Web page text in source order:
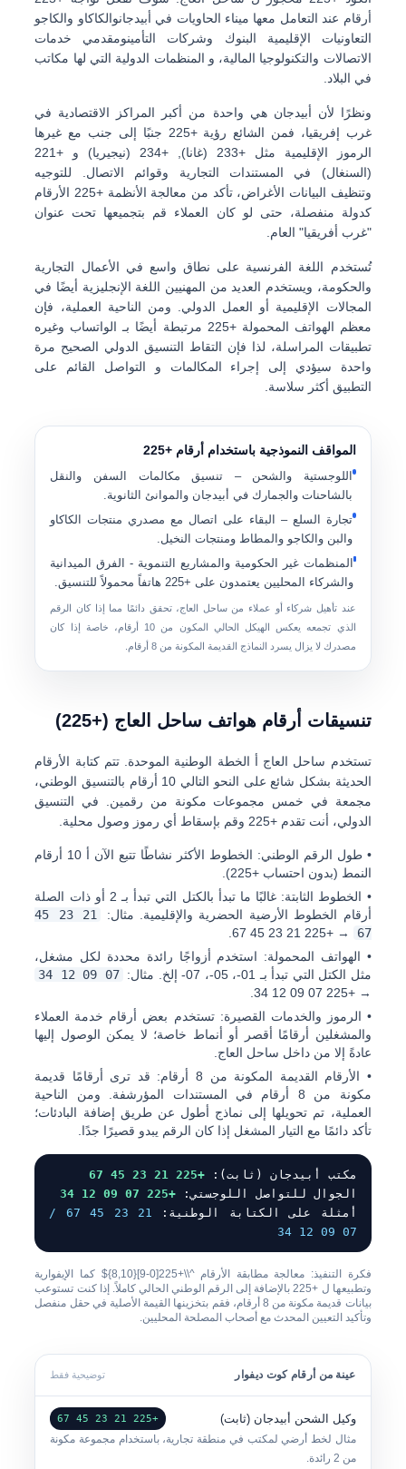
أرقام عند التعامل معها ميناء الحاويات في أبيدجانوالكاكاو والكاجو
التعاونيات الإقليمية البنوك وشركات التأمينومقدمي خدمات
الاتصالات والتكنولوجيا المالية، و المنظمات الدولية التي لها مكاتب
في البلاد.
ونظرًا لأن أبيدجان هي واحدة من أكبر المراكز الاقتصادية في
غرب إفريقيا، فمن الشائع رؤية +225 جنبًا إلى جنب مع غيرها
الرموز الإقليمية مثل+233 (غانا) +234 (نيجيريا) و
+221
(السنغال) في المستندات التجارية وقوائم الاتصال. للتوجيه
وتنظيف البيانات الأغراض، تأكد من معالجة الأنظمة +225
الأرقام
كدولة منفصلة، حتى لو كان العملاء قم بتجميعها تحت عنوان
"غرب أفريقيا" العام.
تُستخدم اللغة الفرنسية على نطاق واسع في الأعمال التجارية
والحكومة، ويستخدم العديد من المهنيين اللغة الإنجليزية أيضًا في
المجالات الإقليمية أو العمل الدولي. ومن الناحية العملية، فإن
معظم الهواتف المحمولة +225 مرتبطة أيضًا بـ
الواتساب وغيره
تطبيقات المراسلة، لذا فإن التقاط التنسيق الدولي الصحيح مرة
واحدة سيؤدي إلى إجراء المكالمات و التواصل القائم على
التطبيق أكثر سلاسة.
المواقف النموذجية باستخدام أرقام +225
اللوجستية والشحن – تنسيق مكالمات السفن والنقل
بالشاحنات والجمارك في أبيدجان والموانئ الثانوية.
تجارة السلع – البقاء على اتصال مع مصدري منتجات الكاكاو
والبن والكاجو والمطاط ومنتجات النخيل.
المنظمات غير الحكومية والمشاريع التنموية - الفرق الميدانية
والشركاء المحليين يعتمدون على +225 هاتفاً محمولاً للتنسيق.
عند تأهيل شركاء أو عملاء من ساحل العاج، تحقق دائمًا مما إذا كان الرقم
الذي تجمعه يعكس الهيكل الحالي المكون من 10 أرقام
، خاصة إذا كان
مصدرك لا يزال يسرد النماذج القديمة المكونة من 8 أرقام.
تنسيقات أرقام هواتف ساحل العاج (+225)
تستخدم ساحل العاج أ الخطة الوطنية الموحدة . تتم كتابة الأرقام
الحديثة بشكل شائع على النحو التالي 10 أرقام
بالتنسيق الوطني،
مجمعة في خمس مجموعات مكونة من رقمين. في التنسيق
الدولي، أنت تقدم+225 وقم بإسقاط أي رموز وصول محلية.
•طول الرقم الوطني: الخطوط الأكثر نشاطًا تتبع الآن أ 10 أرقام
النمط (بدون احتساب +225).
• الخطوط الثابتة: غالبًا ما تبدأ بالكتل التي تبدأ بـ 2 أو ذات الصلة
أرقام الخطوط الأرضية الحضرية والإقليمية. مثال:
21 23 45
67
→
+225 21 23 45 67
• الهواتف المحمولة: استخدم أزواجًا رائدة محددة لكل مشغل،
مثل الكتل التي تبدأ بـ 01-، 05-، 07- إلخ. مثال: 07 09 12 34
→
+225 07 09 12 34
• الرموز والخدمات القصيرة: تستخدم بعض أرقام خدمة العملاء
والمشغلين أرقامًا أقصر أو أنماط خاصة؛ لا يمكن الوصول إليها
عادةً إلا من داخل ساحل العاج.
• الأرقام القديمة المكونة من 8 أرقام:
قد ترى أرقامًا قديمة
مكونة من 8 أرقام في المستندات المؤرشفة. ومن الناحية
العملية، تم تحويلها إلى نماذج أطول عن طريق إضافة البادئات؛
تأكد دائمًا مع التيار المشغل إذا كان الرقم يبدو قصيرًا جدًا.
مكتب أبيدجان (ثابت):+225 21 23 45 67
الجوال للتواصل اللوجستي:+225 07 09 12 34
أمثلة على الكتابة الوطنية:
21 23 45 67 /
07 09 12 34
فكرة التنفيذ: معالجة مطابقة الأرقام^\\+225[0-9]{8,10}$
كما الإيفوارية
وتطبيعها ل +225
بالإضافة إلى الرقم الوطني الحالي كاملاً. إذا كنت تستوعب
بيانات قديمة مكونة من 8 أرقام، فقم بتخزينها القيمة الأصلية في حقل منفصل
وتأكيد التعيين المحدث مع أصحاب المصلحة المحليين.
عينة من أرقام كوت ديفوار توضيحية فقط
وكيل الشحن أبيدجان (ثابت) +225 21 23 45 67
مثال لخط أرضي لمكتب في منطقة تجارية، باستخدام مجموعة مكونة
من 2 رائدة.